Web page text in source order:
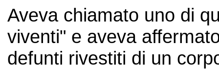
Aveva chiamato uno di
viventi" e aveva
defunti rivestiti di un